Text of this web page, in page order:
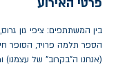
בין המשתתפים: ציפי גון
הספר תלמה פרויד, הסופר
(אנחנו ה"בקרוב" של עצמנו)